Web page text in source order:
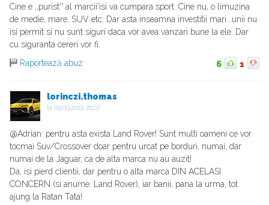
Cine e ,,purist'' al marcii'isi va cumpara sport. Cine nu, o limuzina
de medie, mare, SUV etc. Dar asta inseamna investitii mari...unii nu
isi permit si nu sunt siguri daca vor avea vanzari bune la ele. Dar
cu siguranta cereri vor fi.
Raportează abuz
6 1
lorinczi.thomas
la 09.09.2013, 21:07
@Adrian: pentru asta exista Land Rover! Sunt multi oameni ce vor
tocmai Suv/Crossover doar pentru urcat pe borduri, numai, dar
numai de la Jaguar, ca de alta marca nu au auzit!
Da, isi pierd clientii, dar pentru o alta marca DIN ACELASI
CONCERN (si anume: Land Rover), iar banii, pana la urma, tot
ajung la Ratan Tata!